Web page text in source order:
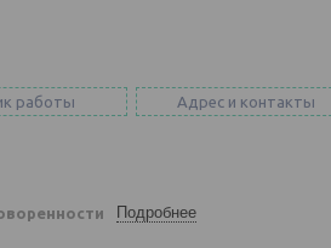
работы Адрес и контакты
Подробнее